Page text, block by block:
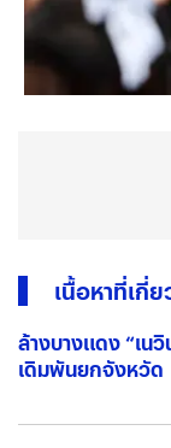
เนื้อหาที่เกี่
ล้างบางแดง “เน
เดิมพันยกจังหวัด